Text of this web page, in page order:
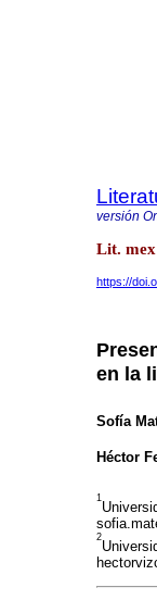
versión
Lit. mex
https://
en la
Sofía
Héctor
1
2